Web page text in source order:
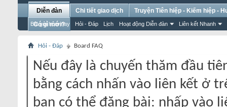
Diễn đàn
Bài gửi hôm nay Hỏi - Đáp Lịch Hoạt động Diễn đàn Liên kết Nhanh
Chi tiết giao dịch
Truyện Tiên hiệp - Kiếm hiệp -
Có gì mới?
Hỏi - Đáp Board FAQ
Nếu đây là chuyến thăm đầu
bằng cách nhấn vào liên kết ở
bạn có thể đăng bài: nhấp vào